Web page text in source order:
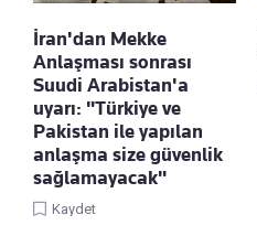
İran'dan Mekke
Anlaşması sonrası
Suudi Arabistan'a
uyarı: "Türkiye ve
Pakistan ile yapılan
anlaşma size güvenlik
sağlamayacak"
Kaydet